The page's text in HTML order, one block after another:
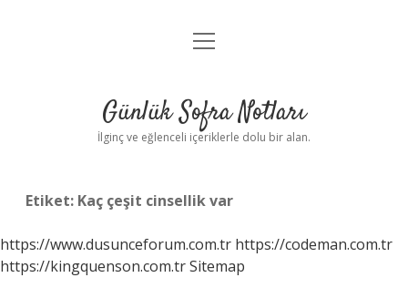
Anasayfa
Yasal Uyarı
menüyü
Günlük Sofra Notları
İlginç ve eğlenceli içeriklerle dolu bir alan.
Etiket: Kaç çeşit cinsellik var
https://www.dusunceforum.com.tr https://codeman.com.tr
https://kingquenson.com.trSitemap